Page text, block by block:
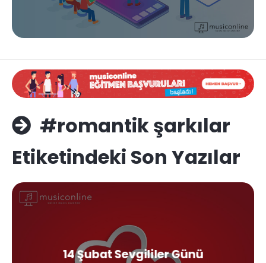
#romantik şarkılar
Etiketindeki Son Yazılar
14 Şubat Sevgililer Günü